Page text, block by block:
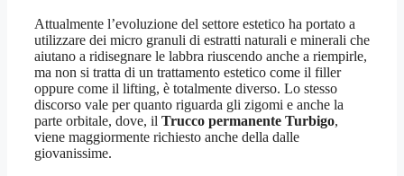
Attualmente l’evoluzione del settore estetico ha portato a
utilizzare dei micro granuli di estratti naturali e minerali che
aiutano a ridisegnare le labbra riuscendo anche a riempirle,
ma non si tratta di un trattamento estetico come il filler
oppure come il lifting, è totalmente diverso. Lo stesso
discorso vale per quanto riguarda gli zigomi e anche la
parte orbitale, dove, il Trucco permanente Turbigo,
viene maggiormente richiesto anche della dalle
giovanissime.